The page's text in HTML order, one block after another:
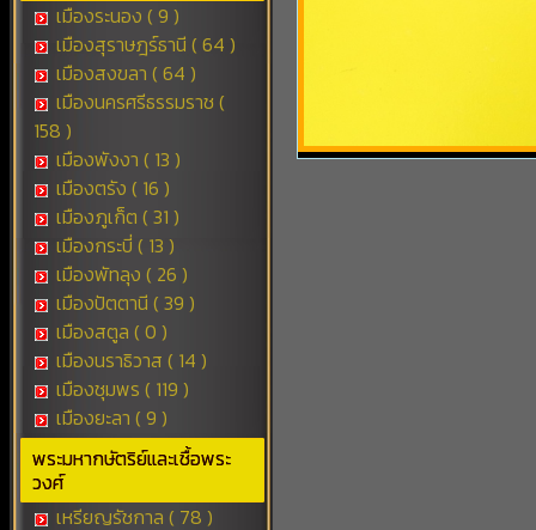
เมืองระนอง ( 9 )
เมืองสุราษฎร์ธานี ( 64 )
เมืองสงขลา ( 64 )
เมืองนครศรีธรรมราช (
158 )
เมืองพังงา ( 13 )
เมืองตรัง ( 16 )
เมืองภูเก็ต ( 31 )
เมืองกระบี่ ( 13 )
เมืองพัทลุง ( 26 )
เมืองปัตตานี ( 39 )
เมืองสตูล ( 0 )
เมืองนราธิวาส ( 14 )
เมืองชุมพร ( 119 )
เมืองยะลา ( 9 )
พระมหากษัตริย์และเชื้อพระ
วงศ์
เหรียญรัชกาล ( 78 )